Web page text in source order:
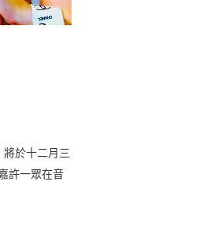
於十二月三
許一眾在音